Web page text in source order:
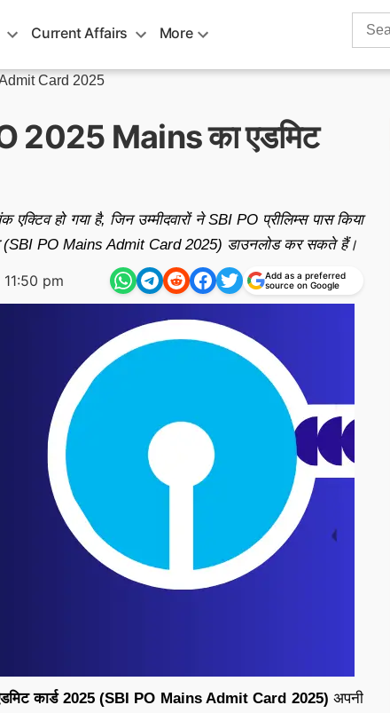
Current Affairs More
Search
Card 2025
2025 Mains का एडमिट
हो गया है, जिन उम्मीदवारों ने SBI PO प्रीलिम्स पास किया
(SBI PO Mains Admit Card 2025) डाउनलोड कर सकते हैं।
pm
Add as a preferred
source on Google
कार्ड 2025 (SBI PO Mains Admit Card 2025) अपनी